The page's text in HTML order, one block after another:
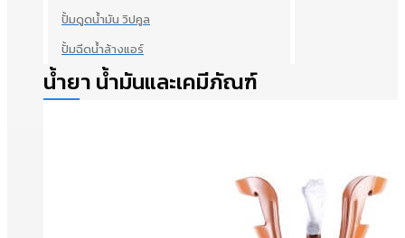
ปั้มดูดน้ำมัน วิปคูล
ปั้มฉีดน้ำล้างแอร์
น้ำยา น้ำมันและเคมีภัณฑ์